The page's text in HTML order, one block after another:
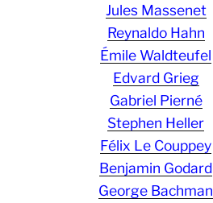
Jules Massenet
Reynaldo Hahn
Émile Waldteufel
Edvard Grieg
Gabriel Pierné
Stephen Heller
Félix Le Couppey
Benjamin Godard
George Bachman